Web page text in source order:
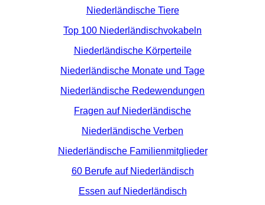
Niederländische Tiere
Top 100 Niederländischvokabeln
Niederländische Körperteile
Niederländische Monate und Tage
Niederländische Redewendungen
Fragen auf Niederländische
Niederländische Verben
Niederländische Familienmitglieder
60 Berufe auf Niederländisch
Essen auf Niederländisch